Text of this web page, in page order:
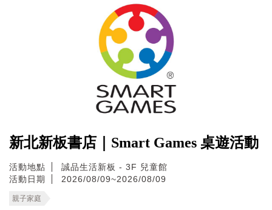
新北新板書店｜Smart Games 桌遊活動
活動地點
誠品生活新板 - 3F 兒童館
活動日期
2026/08/09~2026/08/09
親子家庭